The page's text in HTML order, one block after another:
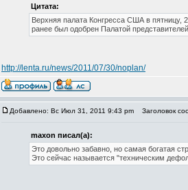
Цитата:
Верхняя палата Конгресса США в пятницу,
ранее был одобрен Палатой
http://lenta.ru/news/2011/07/30/noplan/
Добавлено: Вс Июл 31, 2011 9:43 pm Заголовок
maxon писал(а):
Это довольно забавно, но самая богатая
Это сейчас называется "техническим